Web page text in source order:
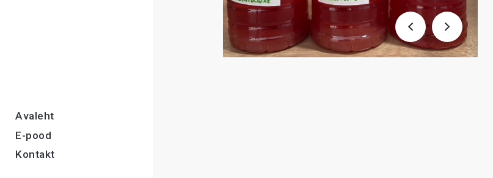
Avaleht
E-pood
Kontakt